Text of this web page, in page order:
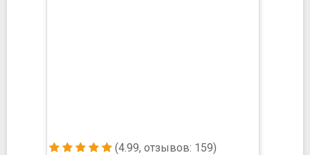
(4.99, отзывов: 159)